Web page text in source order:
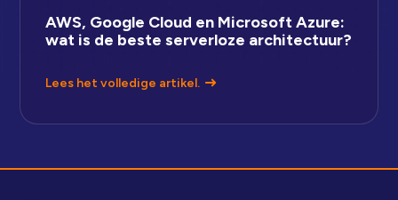
AWS, Google Cloud en Microsoft Azure:
wat is de beste serverloze architectuur?
Lees het volledige artikel.